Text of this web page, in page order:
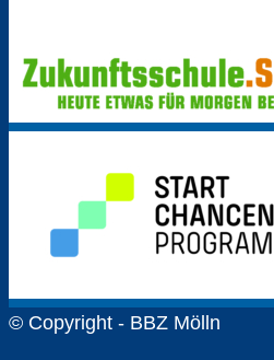
© Copyright - BBZ Mölln